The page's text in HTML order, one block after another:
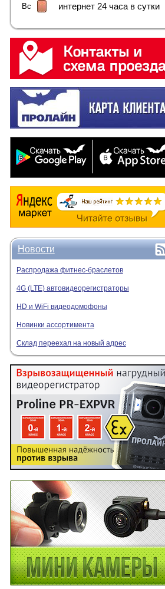
Вс
интернет 24 часа в сутки
Новости
Распродажа фитнес-браслетов
4G (LTE) автовидеорегистраторы
HD и WiFi видеодомофоны
Новинки ассортимента
Склад переехал на новый адрес